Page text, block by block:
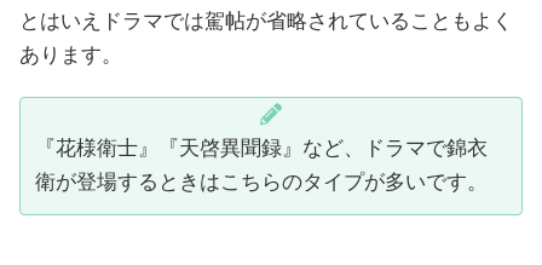
とはいえドラマでは駕帖が省略されていることもよく
あります。
『花様衛士』『天啓異聞録』など、ドラマで錦衣
衛が登場するときはこちらのタイプが多いです。